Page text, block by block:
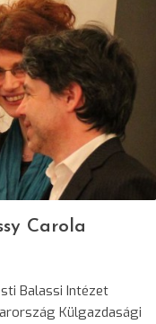
Carola
Balassi Intézet
Külgazdasági